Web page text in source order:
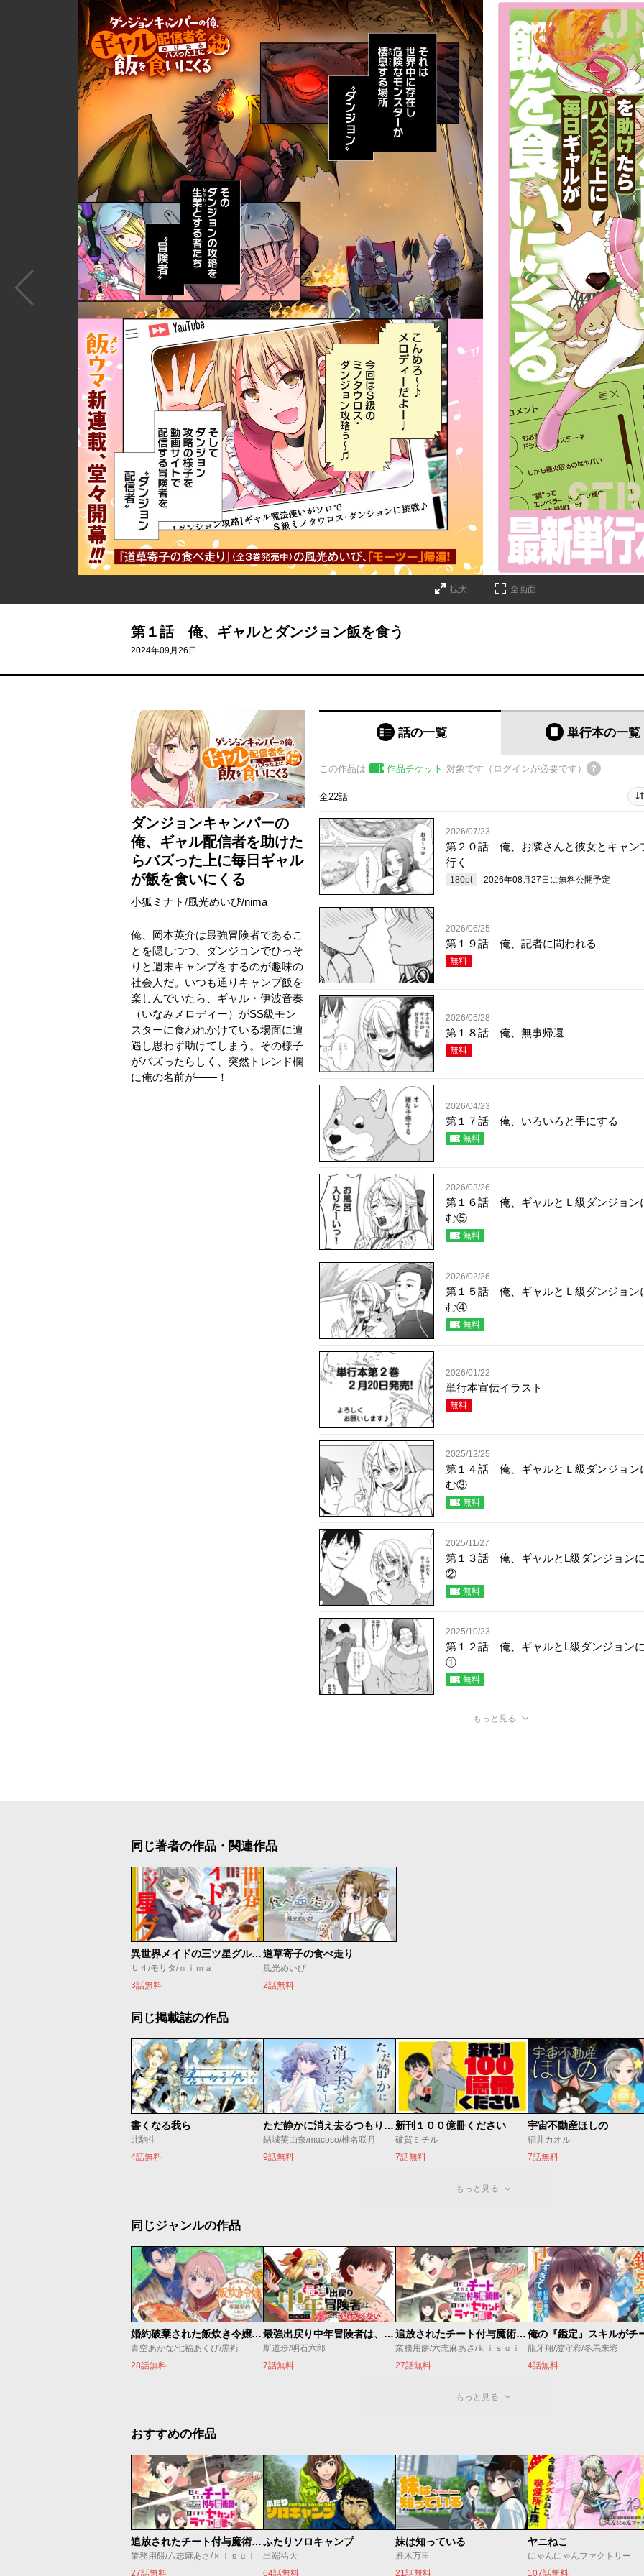
詳細ページへのリンク
拡大 全画面
第１話 俺、ギャルとダンジョン飯を食う
2024年09月26日
ダンジョンキャンパーの
俺、ギャル配信者を助けた
らバズった上に毎日ギャル
が飯を食いにくる
小狐ミナト/風光めいび/nima
俺、岡本英介は最強冒険者であるこ
とを隠しつつ、ダンジョンでひっそ
りと週末キャンプをするのが趣味の
社会人だ。いつも通りキャンプ飯を
楽しんでいたら、ギャル・伊波音奏
（いなみメロディー）がSS級モン
スターに食われかけている場面に遭
遇し思わず助けてしまう。その様子
がバズったらしく、突然トレンド欄
に俺の名前が――！
話の一覧 単行本の一覧
この作品は 作品チケット 対象です（ログインが必要です）
全22話
2026/07/23
第２０話 俺、お隣さんと彼女とキャン
行く
180pt 2026年08月27日 に無料公開予定
2026/06/25
第１９話 俺、記者に問われる
無料
2026/05/28
第１８話 俺、無事帰還
無料
2026/04/23
第１７話 俺、いろいろと手にする
無料
2026/03/26
第１６話 俺、ギャルとＬ級ダンジョン
む⑤
無料
2026/02/26
第１５話 俺、ギャルとＬ級ダンジョン
む④
無料
2026/01/22
単行本宣伝イラスト
無料
2025/12/25
第１４話 俺、ギャルとＬ級ダンジョン
む③
無料
2025/11/27
第１３話 俺、ギャルとL級ダンジョン
②
無料
2025/10/23
第１２話 俺、ギャルとL級ダンジョン
①
無料
もっと見る
同じ著者の作品・関連作品
異世界メイドの三ツ星グルメ 現代ごはん作ったら王宮で大バズリしました
Ｕ４/モリタ/ｎｉｍａ
3話無料
道草寄子の食べ走り
風光めいび
2話無料
同じ掲載誌の作品
書くなる我ら
北駒生
4話無料
ただ静かに消え去るつもりでした
結城芙由奈/macoso/椎名咲月
9話無料
新刊１００億冊ください
破賀ミチル
7話無料
宇宙不動産ほしの
稲井カオル
7話無料
もっと見る
同じジャンルの作品
婚約破棄された飯炊き令嬢の私は冷酷公爵と専属契約しました～ですが胃袋を掴んだ結果、冷たかった公爵様がどんどん優しくなっています～
青空あかな/七福あくび/黒裄
28話無料
最強出戻り中年冒険者は、今さら命なんてかけたくない
斯道歩/明石六郎
7話無料
追放されたチート付与魔術師は気ままなセカンドライフを謳歌する。 ～俺は武器だけじゃなく、あらゆるものに『強化ポイント』を付与できるし、俺の意思でいつでも効果を解除できるけど、残った人たち大丈夫？～
業務用餅/六志麻あさ/ｋｉｓｕｉ
27話無料
龍牙翔/澄守彩/冬馬来彩
4話無料
もっと見る
おすすめの作品
追放されたチート付与魔術師は気ままなセカンドライフを謳歌する。 ～俺は武器だけじゃなく、あらゆるものに『強化ポイント』を付与できるし、俺の意思でいつでも効果を解除できるけど、残った人たち大丈夫？～
業務用餅/六志麻あさ/ｋｉｓｕｉ
27話無料
ふたりソロキャンプ
出端祐大
64話無料
妹は知っている
雁木万里
21話無料
ヤニねこ
にゃんにゃんファクトリー
107話無料